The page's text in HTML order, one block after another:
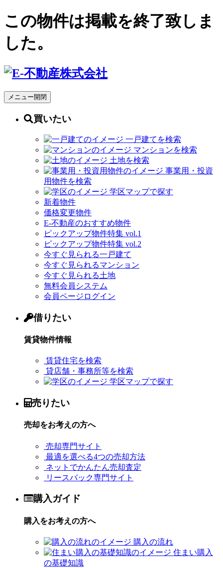
この物件は掲載を終了致しま
した。
メニュー開閉
買いたい
一戸建てを検索
マンションを検索
土地を検索
事業用・投資
用物件を検索
学区マップで探す
新着物件
価格変更物件
E-不動産のおすすめ物件
ピックアップ物件特集 vol.1
ピックアップ物件特集 vol.2
今すぐ見られる一戸建て
今すぐ見られるマンション
今すぐ見られる土地
無料会員システム
会員ページログイン
借りたい
賃貸物件情報
賃貸住宅を検索
貸店舗・事務所等を検索
学区マップで探す
売りたい
売却をお考えの方へ
売却専門サイト
最適を選べる4つの売却方法
ネットでかんたん売却査定
リースバック専門サイト
購入ガイド
購入をお考えの方へ
購入の流れ
住まい購入
の基礎知識